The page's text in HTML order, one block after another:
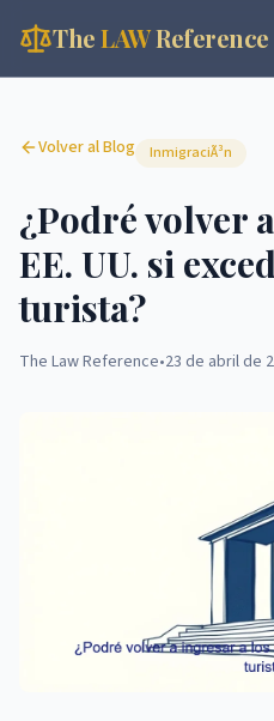
TheLAWReference
Volver al Blog InmigraciÃ³n
¿Podré volver
EE. UU. si
turista?
The Law Reference•23 de abril de